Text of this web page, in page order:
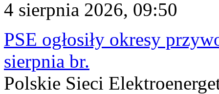
4 sierpnia 2026, 09:50
PSE ogłosiły okresy
sierpnia br.
Polskie Sieci